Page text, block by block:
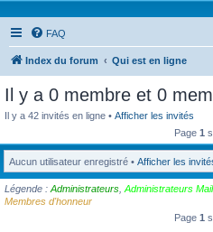
FAQ
Index du forum Qui est en ligne
Il y a 0 membre et 0
Il y a 42 invités en ligne • Afficher les invités
Page 1
Aucun utilisateur enregistré • Afficher les
Légende : Administrateurs Administrateurs Mail
Membres d'honneur
Page 1